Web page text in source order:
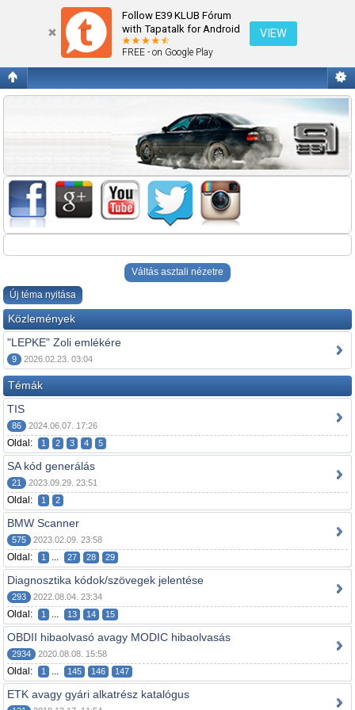
Follow E39 KLUB Fórum
with Tapatalk for Android
FREE - on Google Play
VIEW
OBDII/INPA/DIS
Váltás asztali nézetre
Új téma nyitása
Közlemények
"LEPKE" Zoli emlékére
9 2026.02.23. 03:04
Témák
TIS
86 2024.06.07. 17:26
Oldal: 1 2 3 4 5
SA kód generálás
21 2023.09.29. 23:51
Oldal: 1 2
BMW Scanner
575 2023.02.09. 23:58
Oldal: 1 ... 27 28 29
Diagnosztika kódok/szövegek jelentése
293 2022.08.04. 23:34
Oldal: 1 ... 13 14 15
OBDII hibaolvasó avagy MODIC hibaolvasás
2934 2020.08.08. 15:58
Oldal: 1 ... 145 146 147
ETK avagy gyári alkatrész katalógus